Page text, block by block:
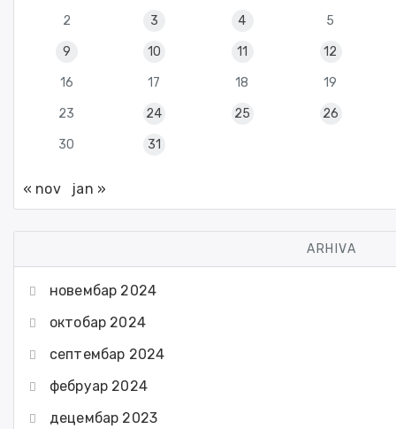
2 3 4 5
9 10 11 12
16 17 18 19
23 24 25 26
30 31
« nov jan »
ARHIVA
новембар 2024
октобар 2024
септембар 2024
фебруар 2024
децембар 2023